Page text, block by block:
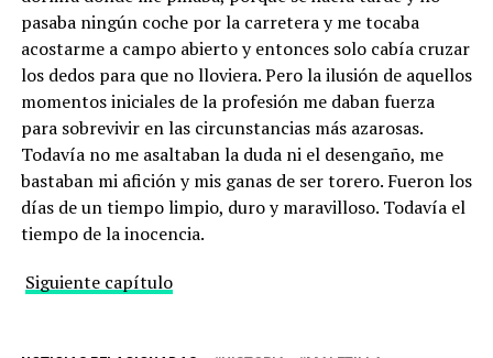
pasaba ningún coche por la carretera y me tocaba
acostarme a campo abierto y entonces solo cabía cruzar
los dedos para que no lloviera. Pero la ilusión de aquellos
momentos iniciales de la profesión me daban fuerza
para sobrevivir en las circunstancias más azarosas.
Todavía no me asaltaban la duda ni el desengaño, me
bastaban mi afición y mis ganas de ser torero. Fueron los
días de un tiempo limpio, duro y maravilloso. Todavía el
tiempo de la inocencia.
Siguiente capítulo